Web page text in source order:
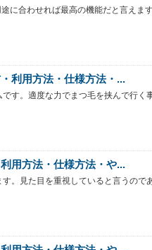
に合わせれば最高の機能だと言えま
利用方法・仕様方法・...
す。適度な力でまつ毛を挟んで行く事
用方法・仕様方法・や...
。見た目を重視していると言うので